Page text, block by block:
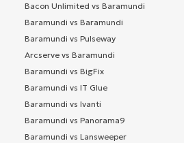
Bacon Unlimited vs Baramundi
Baramundi vs Baramundi
Baramundi vs Pulseway
Arcserve vs Baramundi
Baramundi vs BigFix
Baramundi vs IT Glue
Baramundi vs Ivanti
Baramundi vs Panorama9
Baramundi vs Lansweeper